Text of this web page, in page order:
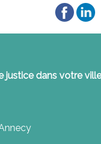
justice dans votre ville